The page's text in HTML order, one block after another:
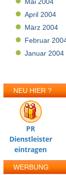
April 2004
März 2004
Februar
Januar 2004
NEU HIER ?
PR
Dienstleister
eintragen
WERBUNG